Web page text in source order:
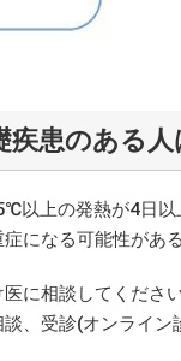
疾患のある
以上の発熱が4日
になる可能性がある
に相談してくださ
、受診(オンライン